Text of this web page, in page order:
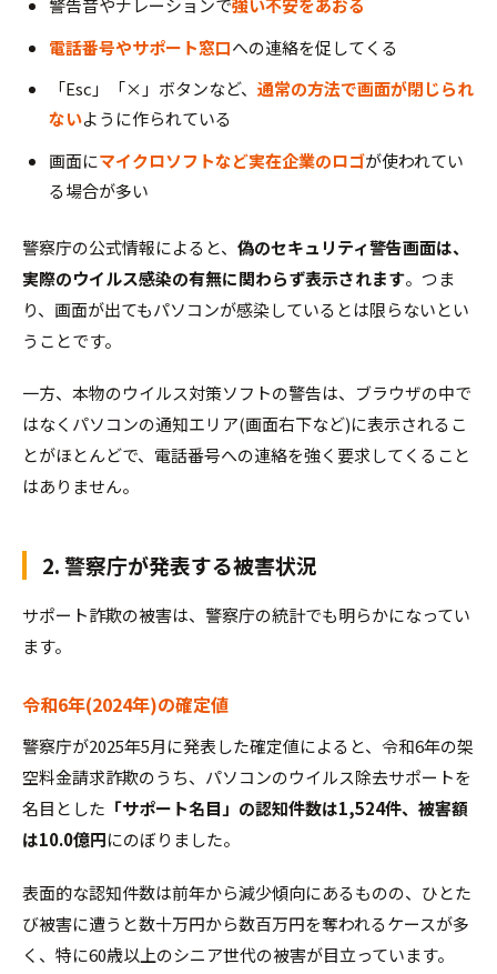
警告音やナレーションで強い不安をあおる
電話番号やサポート窓口への連絡を促してくる
「Esc」「×」ボタンなど、 通常の方法で画面が閉じられ
ないように作られている
画面にマイクロソフトなど実在企業のロゴが使われてい
る場合が多い
警察庁の公式情報によると、 偽のセキュリティ警告画面は、
実際のウイルス感染の有無に関わらず表示されます。つま
り、画面が出てもパソコンが感染しているとは限らないとい
うことです。
一方、本物のウイルス対策ソフトの警告は、ブラウザの中で
はなくパソコンの通知エリア(画面右下など)に表示されるこ
とがほとんどで、電話番号への連絡を強く要求してくること
はありません。
2. 警察庁が発表する被害状況
サポート詐欺の被害は、警察庁の統計でも明らかになってい
ます。
令和6年(2024年)の確定値
警察庁が2025年5月に発表した確定値によると、令和6年の架
空料金請求詐欺のうち、パソコンのウイルス除去サポートを
名目とした 「サポート名目」の認知件数は1,524件、被害額
は10.0億円にのぼりました。
表面的な認知件数は前年から減少傾向にあるものの、ひとた
び被害に遭うと数十万円から数百万円を奪われるケースが多
く、特に60歳以上のシニア世代の被害が目立っています。